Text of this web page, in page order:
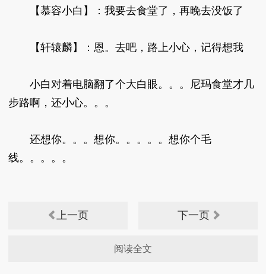
【慕容小白】：我要去食堂了，再晚去没饭了
【轩辕麟】：恩。去吧，路上小心，记得想我
小白对着电脑翻了个大白眼。。。尼玛食堂才几
步路啊，还小心。。。
还想你。。。想你。。。。。想你个毛
线。。。。。
上一页 下一页
阅读全文